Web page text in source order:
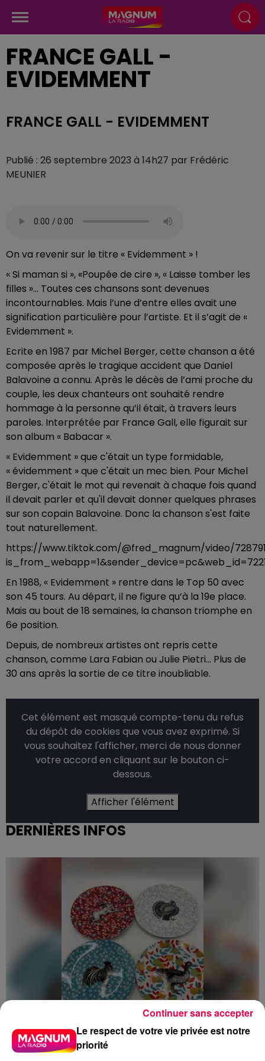
FRANCE GALL -
EVIDEMMENT
FRANCE GALL - EVIDEMMENT
Publié : 26 septembre 2023 à 14h27 par Frédéric
MEUNIER
On va revenir sur le titre « Evidemment » !
« Si maman si », «Poupée de cire », « Laisse tomber les
filles »… Toutes ces chansons sont devenues
incontournables. Mais l’une d’entre elles avait une
signification particulière pour l’artiste. Et il s’agit de «
Evidemment ».
Ecrite en 1987 par Michel Berger, cette chanson a été
composée après le tragique accident que Daniel
Balavoine a connu. Après le décès de l’ami proche du
couple, les deux chanteurs ont souhaité rendre
hommage à la personne qu’il était, à travers leurs
paroles. Interprétée par France Gall, elle figurait sur
son album « Babacar ».
« Evidemment » que c'était un type formidable,
« évidemment » que c'était un mec bien. Pour Michel
Berger, c'était le mot qui revenait à chaque fois quand
il devait parler et qu'il devait donner quelques phrases
sur son copain Balavoine. Donc la chanson s'est faite
tout naturellement.
https://www.tiktok.com/@fred_magnum/video/
En 1988, « Evidemment » rentre dans le Top 50 avec
son 45 tours. Au départ, il ne figure qu’à la 19e place.
Mais au bout de 18 semaines, la chanson triomphe en
6e position.
Depuis, de nombreux artistes ont repris cette
chanson, comme Lara Fabian ou Julie Pietri… Plus de
30 ans après la sortie de ce titre inoubliable.
Cet élément est masqué compte-tenu du refus
du dépôt de cookies que vous avez exprimé. Si
vous souhaitez l'afficher, merci de nous donner
votre accord en cliquant sur le bouton ci-
dessous.
Afficher l'élément
DERNIÈRES INFOS
Le respect de votre vie privée est notre
priorité
Continuer sans accepter